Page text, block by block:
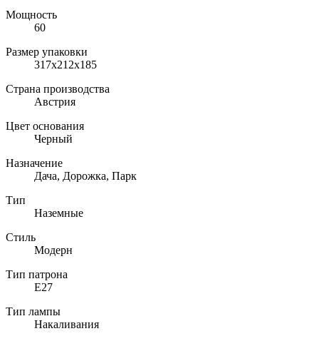
Мощность
60
Размер упаковки
317х212х185
Страна производства
Австрия
Цвет основания
Черный
Назначение
Дача, Дорожка, Парк
Тип
Наземные
Стиль
Модерн
Тип патрона
E27
Тип лампы
Накаливания